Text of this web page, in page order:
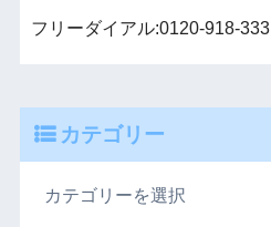
フリーダイアル:0120-918-333
カテゴリー